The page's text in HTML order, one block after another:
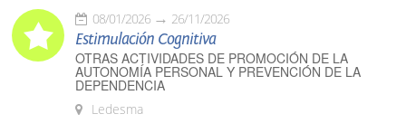
08/01/2026 26/11/2026
Estimulación Cognitiva
OTRAS ACTIVIDADES DE PROMOCIÓN DE LA
AUTONOMÍA PERSONAL Y PREVENCIÓN DE LA
DEPENDENCIA
Ledesma